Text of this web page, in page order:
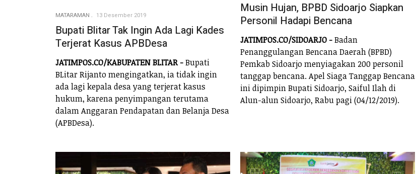
MATARAMAN 13 Desember 2019
Bupati Blitar Tak Ingin Ada Lagi Kades
Terjerat Kasus APBDesa
JATIMPOS.CO/KABUPATEN BLITAR -Bupati
BLitar Rijanto mengingatkan, ia tidak ingin
ada lagi kepala desa yang terjerat kasus
hukum, karena penyimpangan terutama
dalam Anggaran Pendapatan dan Belanja Desa
(APBDesa).
Musin Hujan, BPBD Sidoarjo Siapkan
Personil Hadapi Bencana
JATIMPOS.CO/SIDOARJO -Badan
Penanggulangan Bencana Daerah (BPBD)
Pemkab Sidoarjo menyiagakan 200 personil
tanggap bencana. Apel Siaga Tanggap Bencana
ini dipimpin Bupati Sidoarjo, Saiful Ilah di
Alun-alun Sidoarjo, Rabu pagi (04/12/2019).